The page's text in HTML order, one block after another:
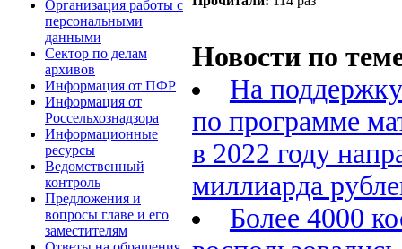
Организация работы с
персональными
данными
Сектор по делам
архивов
Информация от ПФР
Информация от
Россельхознадзора
Информационные
ресурсы
Ведомственный
контроль
Предложения и
вопросы главе и его
заместителям
Новости по
На
по программе
в 2022 году
миллиарда
Более 4000